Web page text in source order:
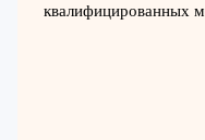
квалифицированных